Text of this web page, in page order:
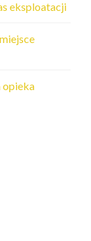
eksploatacji
opieka